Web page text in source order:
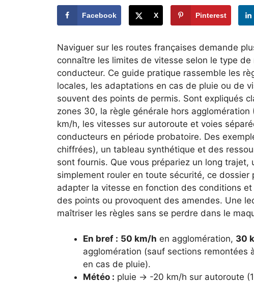
Facebook X Pinterest
Naviguer sur les routes françaises demande
connaître les limites de vitesse selon le type
conducteur. Ce guide pratique rassemble les
locales, les adaptations en cas de pluie ou de
souvent des points de permis. Sont expliqués
zones 30, la règle générale hors
km/h, les vitesses sur autoroute et voies
conducteurs en période probatoire. Des
chiffrées), un tableau synthétique et des
sont fournis. Que vous prépariez un long
simplement rouler en toute sécurité, ce dossier
adapter la vitesse en fonction des conditions
des points ou provoquent des amendes. Une
maîtriser les règles sans se perdre dans le
En bref : 50 km/h en agglomération, 30
agglomération (sauf sections remontées
en cas de pluie).
Météo : pluie → -20 km/h sur autoroute